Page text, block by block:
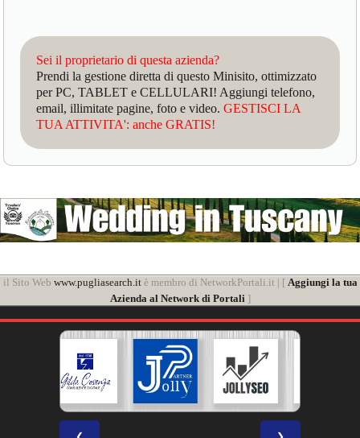
Sei il proprietario di questa azienda?
Prendi la gestione diretta di questo Minisito, ottimizzato
per PC, TABLET e CELLULARI! Aggiungi telefono,
email, illimitate pagine, foto e video.GESTISCI LA
TUA ATTIVITA': anche GRATIS!
il Sito Web www.pugliasearch.itè membro di NetworkPortali.it | [ Aggiungi la tua
Azienda al Network di Portali]